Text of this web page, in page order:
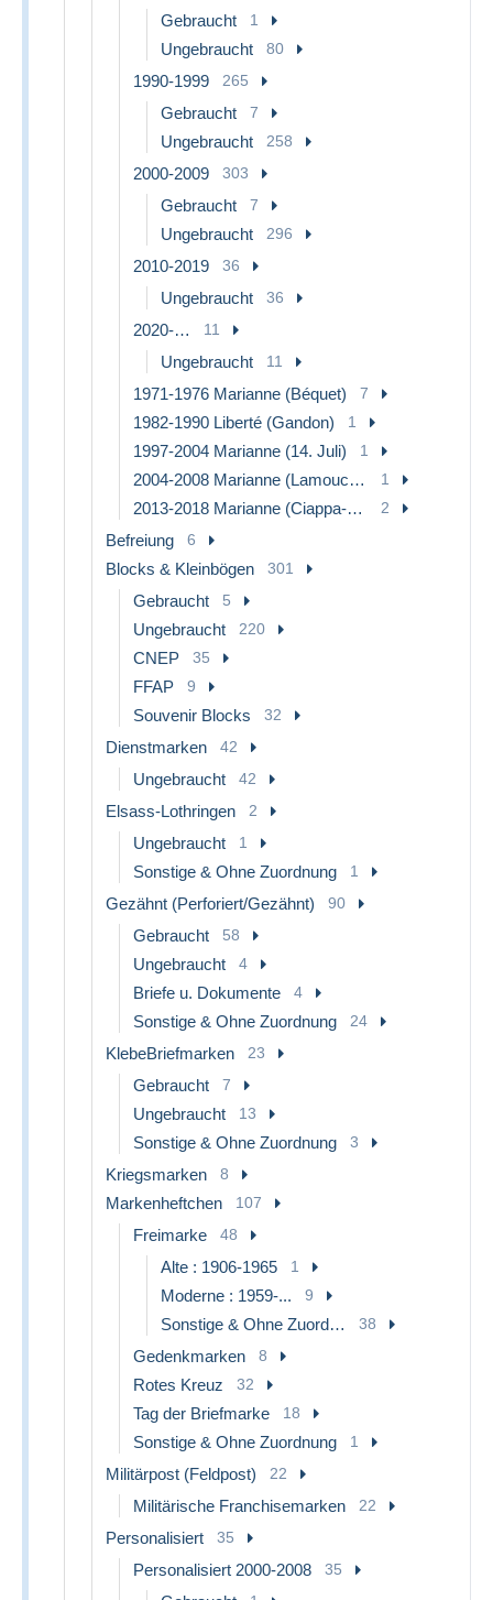
Gebraucht 1
Ungebraucht 80
1990-1999 265
Gebraucht 7
Ungebraucht 258
2000-2009 303
Gebraucht 7
Ungebraucht 296
2010-2019 36
Ungebraucht 36
2020-… 11
Ungebraucht 11
1971-1976 Marianne (Béquet) 7
1982-1990 Liberté (Gandon) 1
1997-2004 Marianne (14. Juli) 1
2004-2008 Marianne (Lamouche) 1
2013-2018 Marianne (Ciappa-Kawena) 2
Befreiung 6
Blocks & Kleinbögen 301
Gebraucht 5
Ungebraucht 220
CNEP 35
FFAP 9
Souvenir Blocks 32
Dienstmarken 42
Ungebraucht 42
Elsass-Lothringen 2
Ungebraucht 1
Sonstige & Ohne Zuordnung 1
Gezähnt (Perforiert/Gezähnt) 90
Gebraucht 58
Ungebraucht 4
Briefe u. Dokumente 4
Sonstige & Ohne Zuordnung 24
KlebeBriefmarken 23
Gebraucht 7
Ungebraucht 13
Sonstige & Ohne Zuordnung 3
Kriegsmarken 8
Markenheftchen 107
Freimarke 48
Alte : 1906-1965 1
Moderne : 1959-... 9
Sonstige & Ohne Zuordnung 38
Gedenkmarken 8
Rotes Kreuz 32
Tag der Briefmarke 18
Sonstige & Ohne Zuordnung 1
Militärpost (Feldpost) 22
Militärische Franchisemarken 22
Personalisiert 35
Personalisiert 2000-2008 35